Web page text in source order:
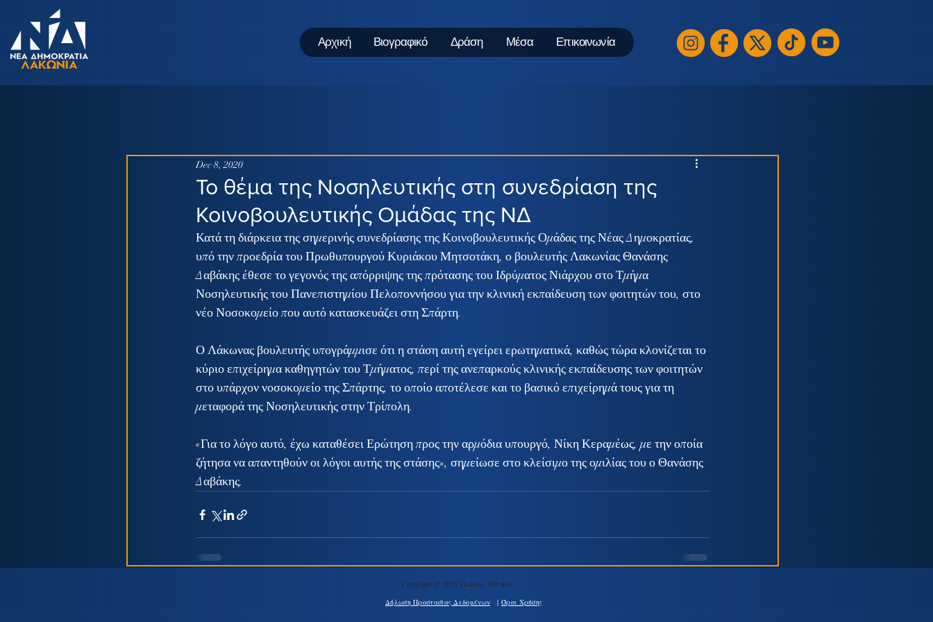
Αρχική Βιογραφικό Δράση Μέσα Επικοινωνία
Το θέμα της Νοσηλευτικής στη συνεδρίαση της
Κοινοβουλευτικής Ομάδας της ΝΔ
Dec 8, 2020
Κατά τη διάρκεια της σημερινής συνεδρίασης της Κοινοβουλευτικής Ομάδας της Νέας Δημοκρατίας,
υπό την προεδρία του Πρωθυπουργού Κυριάκου Μητσοτάκη, ο βουλευτής Λακωνίας Θανάσης
Δαβάκης έθεσε το γεγονός της απόρριψης της πρότασης του Ιδρύματος Νιάρχου στο Τμήμα
Νοσηλευτικής του Πανεπιστημίου Πελοποννήσου για την κλινική εκπαίδευση των φοιτητών του, στο
νέο Νοσοκομείο που αυτό κατασκευάζει στη Σπάρτη.
Ο Λάκωνας βουλευτής υπογράμμισε ότι η στάση αυτή εγείρει ερωτηματικά, καθώς τώρα κλονίζεται το
κύριο επιχείρημα καθηγητών του Τμήματος, περί της ανεπαρκούς κλινικής εκπαίδευσης των φοιτητών
στο υπάρχον νοσοκομείο της Σπάρτης, το οποίο αποτέλεσε και το βασικό επιχείρημά τους για τη
μεταφορά της Νοσηλευτικής στην Τρίπολη.
«Για το λόγο αυτό, έχω καταθέσει Ερώτηση προς την αρμόδια υπουργό, Νίκη Κεραμέως, με την οποία
ζήτησα να απαντηθούν οι λόγοι αυτής της στάσης», σημείωσε στο κλείσιμο της ομιλίας του ο Θανάσης
Δαβάκης.
Copyright © 2025 Thanasis Davakis
Δήλωση Προστασίας Δεδομένων
| Όροι Χρήσης